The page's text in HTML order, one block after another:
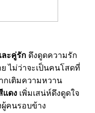
ะคู่รัก ดึงดูดความรัก
ไม่ว่าจะเป็นคนโสดที่
เติมความหวาน
แดง เพิ่มเสน่ห์ดึงดูดใจ
คนรอบข้าง